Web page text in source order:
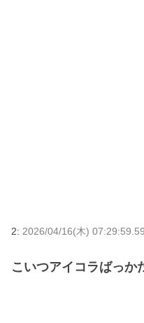
2: 2026/04/16(木)
こいつアイコラばっか